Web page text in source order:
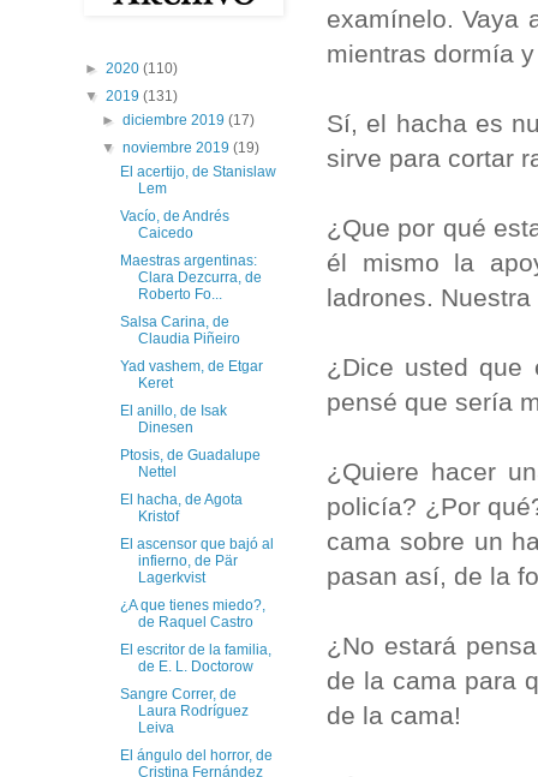
examínelo. Vaya
mientras dormía
Sí, el hacha es
sirve para cortar
¿Que por qué
él mismo la
ladrones.
¿Dice usted que
pensé que sería
¿Quiere hacer
policía? ¿Por
cama sobre un
pasan así, de la
¿No estará
de la cama para
de la cama!
► 2020 (110)
▼ 2019 (131)
►diciembre 2019(17)
▼noviembre 2019(19)
El acertijo, de Stanislaw
Lem
Vacío, de Andrés
Caicedo
Maestras argentinas:
Clara Dezcurra, de
Roberto Fo...
Salsa Carina, de
Claudia Piñeiro
Yad vashem, de Etgar
Keret
El anillo, de Isak
Dinesen
Ptosis, de Guadalupe
Nettel
El hacha, de Agota
Kristof
El ascensor que bajó al
infierno, de Pär
Lagerkvist
¿A que tienes miedo?,
de Raquel Castro
El escritor de la familia,
de E. L. Doctorow
Sangre Correr, de
Laura Rodríguez
Leiva
El ángulo del horror, de
Cristina Fernández